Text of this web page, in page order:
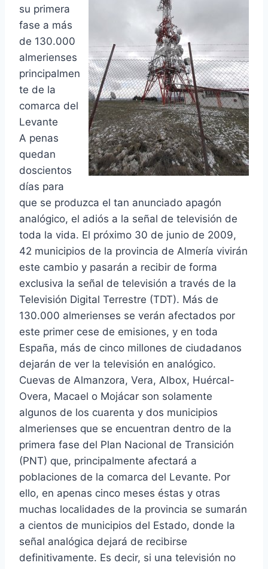
su primera
fase a más
de 130.000
almerienses
principalmen
te de la
comarca del
Levante
A penas
quedan
doscientos
días para
que se produzca el tan anunciado apagón
analógico, el adiós a la señal de televisión de
toda la vida. El próximo 30 de junio de 2009,
42 municipios de la provincia de Almería vivirán
este cambio y pasarán a recibir de forma
exclusiva la señal de televisión a través de la
Televisión Digital Terrestre (TDT). Más de
130.000 almerienses se verán afectados por
este primer cese de emisiones, y en toda
España, más de cinco millones de ciudadanos
dejarán de ver la televisión en analógico.
Cuevas de Almanzora, Vera, Albox, Huércal-
Overa, Macael o Mojácar son solamente
algunos de los cuarenta y dos municipios
almerienses que se encuentran dentro de la
primera fase del Plan Nacional de Transición
(PNT) que, principalmente afectará a
poblaciones de la comarca del Levante. Por
ello, en apenas cinco meses éstas y otras
muchas localidades de la provincia se sumarán
a cientos de municipios del Estado, donde la
señal analógica dejará de recibirse
definitivamente. Es decir, si una televisión no